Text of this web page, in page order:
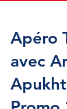
Apéro
avec